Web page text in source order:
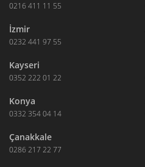
0216 411 11 55
İzmir
0232 441 97 55
Kayseri
0352 222 01 22
Konya
0332 354 04 14
Çanakkale
0286 217 22 77